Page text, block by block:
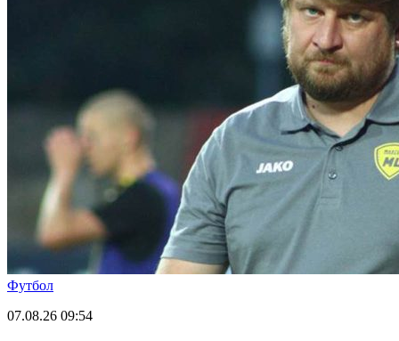
Футбол
07.08.26 09:54